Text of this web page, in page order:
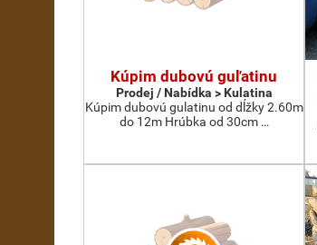
Kúpim dubovú guľatinu
Prodej / Nabídka > Kulatina
Kúpim dubovú gulatinu od dĺžky 2.60m
do 12m Hrúbka od 30cm …